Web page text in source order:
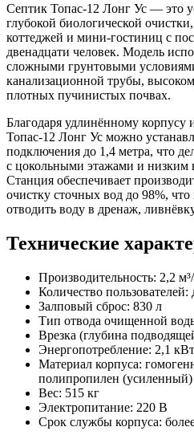
Септик Топас-12 Лонг Ус — это
глубокой биологической
коттеджей и мини-гостиниц с
двенадцати человек. Модель
сложными грунтовыми
канализационной трубы,
плотных пучинистых почвах.
Благодаря удлинённому корпусу
Топас-12 Лонг Ус можно
подключения до 1,4 метра, что
с цокольными этажами и низким
Станция обеспечивает
очистку сточных вод до 98%, что
отводить воду в дренаж,
Технические
Производительность: 2,2
Количество пользователей:
Залповый сброс: 830 л
Тип отвода очищенной
Врезка (глубина
Энергопотребление: 2,1
Материал корпуса:
полипропилен (усиленный)
Вес: 515 кг
Электропитание: 220 В
Срок службы корпуса: